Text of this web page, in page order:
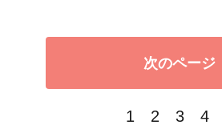
次のページ
1 2 3 4